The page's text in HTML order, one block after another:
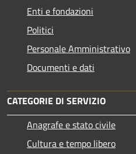
Enti e fondazioni
Politici
Personale Amministrativo
Documenti e dati
CATEGORIE DI SERVIZIO
Anagrafe e stato civile
Cultura e tempo libero